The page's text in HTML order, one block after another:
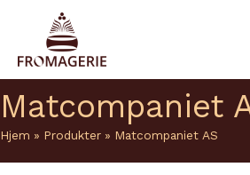
innholdet
Matcompaniet
Hjem Produkter Matcompaniet AS